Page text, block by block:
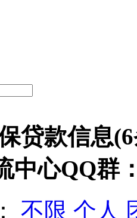
贷款信息
中心QQ群
不限 个人